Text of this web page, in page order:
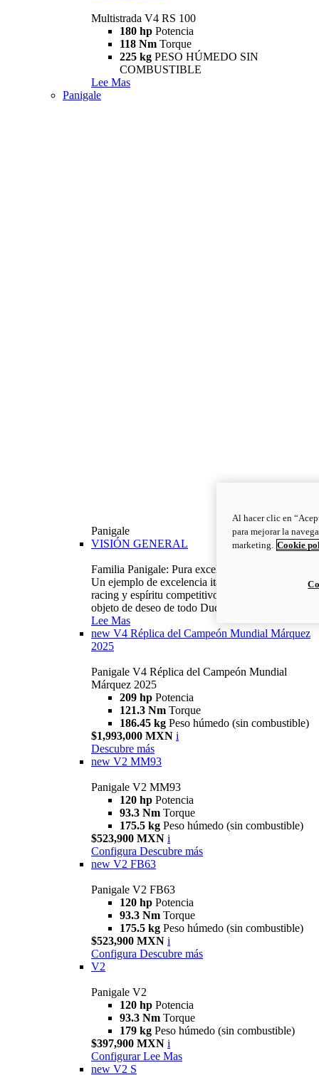
Multistrada V4 RS 100
180 hp Potencia
118 Nm Torque
225 kg PESO HÚMEDO SIN
COMBUSTIBLE
Lee Mas
Panigale
Panigale
VISIÓN GENERAL
Familia Panigale: Pura excelencia italiana.
Un ejemplo de excelencia italiana, con ADN
racing y espíritu competitivo: la Panigale es el
objeto de deseo de todo Ducatista.
Lee Mas
new V4 Réplica del Campeón Mundial Márquez
2025
Panigale V4 Réplica del Campeón Mundial
Márquez 2025
209 hp Potencia
121.3 Nm Torque
186.45 kg Peso húmedo (sin combustible)
$1,993,000 MXN i
Descubre más
new V2 MM93
Panigale V2 MM93
120 hp Potencia
93.3 Nm Torque
175.5 kg Peso húmedo (sin combustible)
$523,900 MXN i
Configura Descubre más
new V2 FB63
Panigale V2 FB63
120 hp Potencia
93.3 Nm Torque
175.5 kg Peso húmedo (sin combustible)
$523,900 MXN i
Configura Descubre más
V2
Panigale V2
120 hp Potencia
93.3 Nm Torque
179 kg Peso húmedo (sin combustible)
$397,900 MXN i
Configurar Lee Mas
new V2 S
Al hacer clic en
para mejorar la
marketing. Cookie